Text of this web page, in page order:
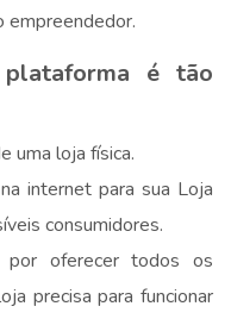
empreendedor.
é tão
uma loja física.
internet para sua Loja
consumidores.
oferecer todos os
precisa para funcionar